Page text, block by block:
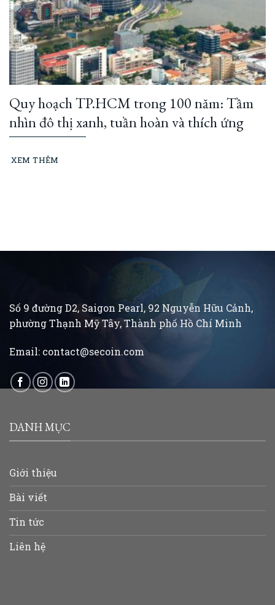
Quy hoạch TP.HCM trong 100 năm: Tầm
nhìn đô thị xanh, tuần hoàn và thích ứng
XEM THÊM
Số 9 đường D2, Saigon Pearl, 92 Nguyễn Hữu Cảnh,
phường Thạnh Mỹ Tây, Thành phố Hồ Chí Minh
Email: contact@secoin.com
DANH MỤC
Giới thiệu
Bài viết
Tin tức
Liên hệ